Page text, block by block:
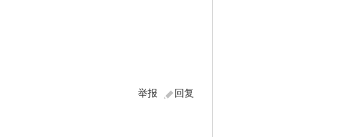
回复
举报